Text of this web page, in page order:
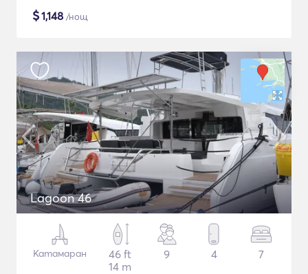
$1,148 /нощ
Lagoon 46
Катамаран
46 ft
14 m
9 4 7